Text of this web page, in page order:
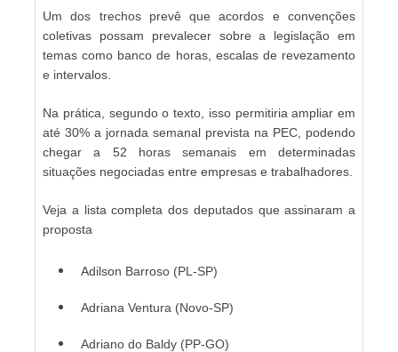
Um dos trechos prevê que acordos e convenções
coletivas possam prevalecer sobre a legislação em
temas como banco de horas, escalas de revezamento
e intervalos.
Na prática, segundo o texto, isso permitiria ampliar em
até 30% a jornada semanal prevista na PEC, podendo
chegar a 52 horas semanais em determinadas
situações negociadas entre empresas e trabalhadores.
Veja a lista completa dos deputados que assinaram a
proposta
Adilson Barroso (PL-SP)
Adriana Ventura (Novo-SP)
Adriano do Baldy (PP-GO)